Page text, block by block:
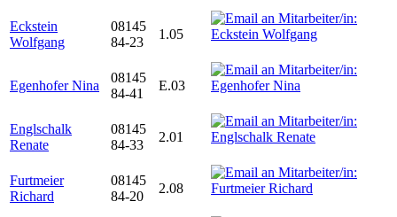
Eckstein
Wolfgang
08145
84-23
1.05
Egenhofer Nina
08145
84-41
E.03
Englschalk
Renate
08145
84-33
2.01
Furtmeier
Richard
08145
84-20
2.08